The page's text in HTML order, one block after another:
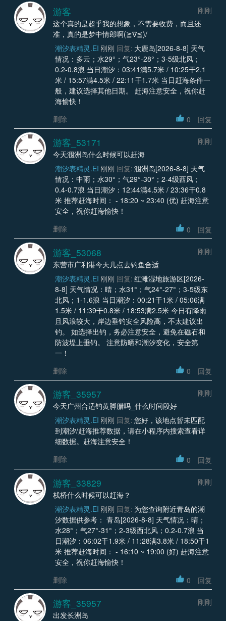
游客
刚刚
这个真的是超乎我的想象，不需要收费，而且还
准，真的是梦中情郎啊(≧∇≦)/
潮汐表精灵.EI 刚刚 回复: 大鹿岛[2026-8-8] 天气
情况：多云；水29°；气23°-28°；3-5级北风；
0.2-0.8浪 当日潮汐：03:41满5.7米 / 10:25干2.1
米 / 15:57满4.5米 / 22:11干1.7米 当日赶海条件一
般，建议选择其他日期。 赶海注意安全，祝你赶
海愉快！
删除
0 回复
游客_53171
刚刚
今天涠洲岛什么时候可以赶海
潮汐表精灵.EI 刚刚 回复: 涠洲岛[2026-8-8] 天气
情况：中雨；水30°；气29°-30°；2-4级西风；
0.4-0.7浪 当日潮汐：12:44满4.5米 / 23:36干0.8
米 推荐赶海时间： - 18:20 ~ 23:40 (优) 赶海注意
安全，祝你赶海愉快！
删除
0 回复
游客_53068
刚刚
东营市广利港今天几点去钓鱼合适
潮汐表精灵.EI 刚刚 回复: 红滩湿地旅游区[2026-
8-8] 天气情况：晴；水31°；气24°-27°；3-5级东
北风；1-1.6浪 当日潮汐：00:21干1米 / 05:06满
1.5米 / 11:39干0.8米 / 18:53满2.5米 今日有降雨
且风浪较大，岸边垂钓安全风险高，不太建议出
钓。 如选择出钓，务必注意安全，避免在礁石和
防波堤上垂钓。 注意防晒和潮汐变化，安全第
一！
删除
0 回复
游客_35957
刚刚
今天广州合适钓黄脚腊吗_什么时间段好
潮汐表精灵.EI 刚刚 回复: 您好，该地点暂未匹配
到潮汐/赶海推荐数据，请在小程序内搜索查看详
细数据。赶海注意安全！
删除
0 回复
游客_33829
刚刚
栈桥什么时候可以赶海？
潮汐表精灵.EI 刚刚 回复: 为您查询附近青岛的潮
汐数据供参考： 青岛[2026-8-8] 天气情况：晴；
水28°；气27°-31°；2-3级西北风；0.2-0.7浪 当
日潮汐：06:02干1.9米 / 11:28满3.8米 / 18:50干1
米 推荐赶海时间： - 16:10 ~ 19:00 (好) 赶海注意
安全，祝你赶海愉快！
删除
0 回复
游客_35957
刚刚
出发长洲岛